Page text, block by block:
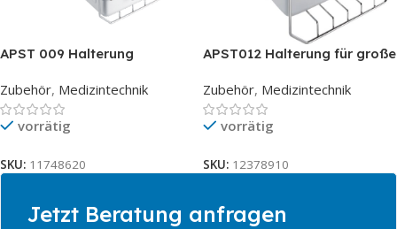
APST 009 Halterung
Zubehör, Medizintechnik
vorrätig
SKU: 11748620
APST012 Halterung für große
Zubehör, Medizintechnik
vorrätig
SKU: 12378910
Jetzt Beratung anfragen